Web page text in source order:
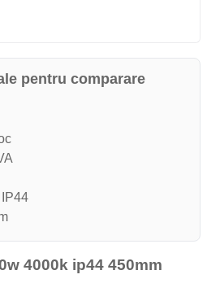
pentru comparare
IP44
4000k ip44 450mm